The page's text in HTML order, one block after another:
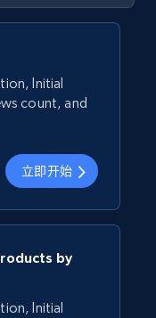
Initial
count, and
立即开始
by
Initial